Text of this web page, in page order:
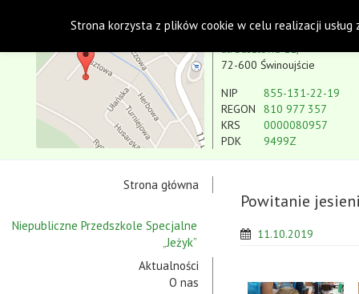
Koło w Świnoujściu
ul. Basztowa 11,
72-600 Świnoujście
NIP
REGON
KRS
PDK
855-131-22-19
810 977 357
0000080957
9499Z
Strona główna
Niepubliczne Przedszkole Specjalne
„Jeżyk”
Aktualności
O nas
Powitanie
11.10.2019
Strona korzysta z plików cookie w celu realizacji usług